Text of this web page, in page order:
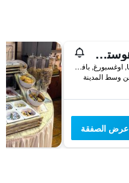
سلامبا هوستل أوجسبورج
Ulmer Str. 34, اوغسبورغ, بافاريا, ألمانيا
عرض الصفقة